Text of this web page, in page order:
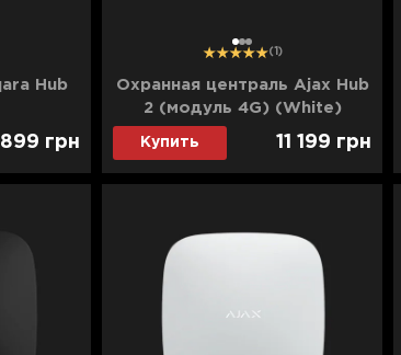
Hub
грн
12 3 (1)
Охранная централь Ajax Hub
2 (модуль 4G) (White)
Купить 11 199 грн